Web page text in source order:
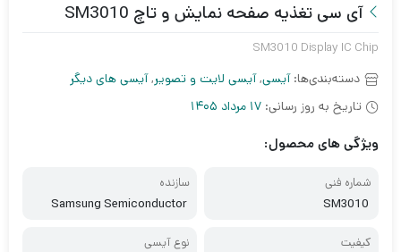
آی سی تغذیه صفحه نمایش و تاچ SM3010
SM3010 Display IC Chip
دسته‌بندی‌ها:آیسی,آیسی لایت و تصویر,آیسی های دیگر
تاریخ به روز رسانی: 17 مرداد 1405
ویژگی های محصول:
شماره فنی
SM3010
سازنده
Samsung Semiconductor
کیفیت
نوع آیسی